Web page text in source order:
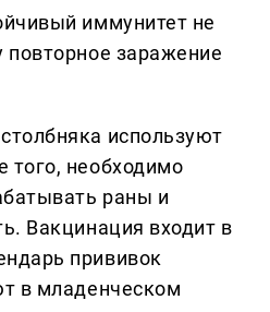
иммунитет не
повторное заражение
используют
необходимо
раны и
Вакцинация входит в
прививок
в младенческом